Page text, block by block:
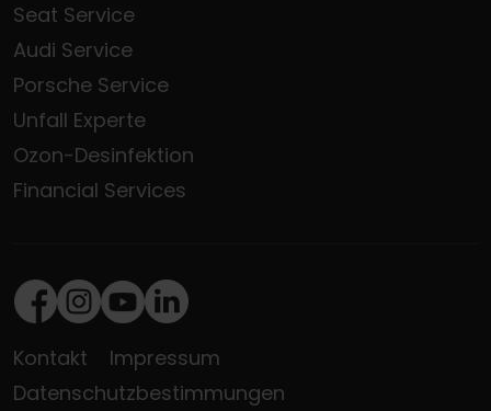
Seat Service
Audi Service
Porsche Service
Unfall Experte
Ozon-Desinfektion
Financial Services
Facebook
Instagram
Youtube
LinkedIn
Kontakt
Impressum
Datenschutzbestimmungen